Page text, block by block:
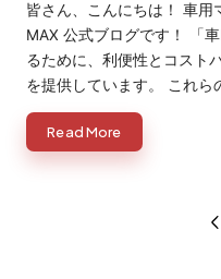
皆さん、こんにちは！ 車
MAX 公式ブログです！ 「
るために、利便性とコスト
を提供しています。 これ
Read More